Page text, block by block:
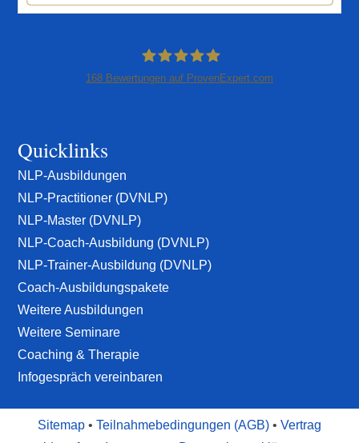
168 Bewertungen auf ProvenExpert.com
Quicklinks
NLP-Ausbildungen
NLP-Practitioner (DVNLP)
NLP-Master (DVNLP)
NLP-Coach-Ausbildung (DVNLP)
NLP-Trainer-Ausbildung (DVNLP)
Coach-Ausbildungspakete
Weitere Ausbildungen
Weitere Seminare
Coaching & Therapie
Infogespräch vereinbaren
Sitemap • Teilnahmebedingungen (AGB) • Vertrag